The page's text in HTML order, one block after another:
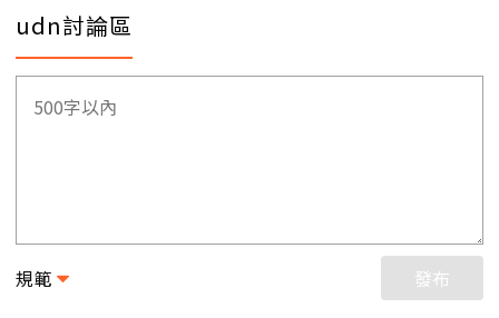
udn討論區
規範 發布